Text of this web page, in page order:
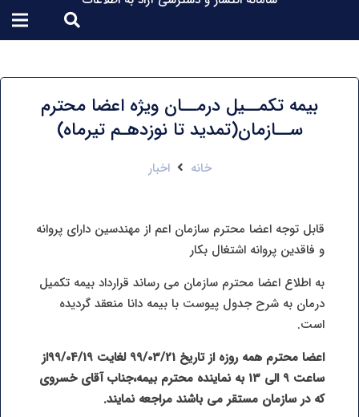
بیمه تکمــیل درمــان ویژه اعضا محترم
ســازمان(تمدید تا نوزدهـم تیرماه)
خانه اخبار
قابل توجه اعضا محترم سازمان اعم از مهندسین دارای پروانه
و فاقدین پروانه اشتغال بکار
به اطلاع اعضا محترم سازمان می رساند قرارداد بیمه تکمیل
درمان به شرح جدول پیوست با بیمه دانا منعقد گردیده
است.
اعضا محترم همه روزه از تاریخ 99/03/21 لغایت 99/04/19از
ساعت 9 الی 13 به نماینده محترم بیمه،جناب آقای خسروی
که در سازمان مستقر می باشند مراجعه نمایند.